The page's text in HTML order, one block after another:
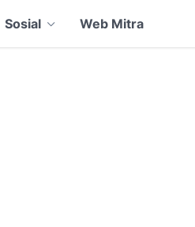
Sosial Web Mitra